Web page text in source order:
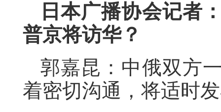
日本广播协会记者
普京将访华？
郭嘉昆：中俄双方
着密切沟通，将适时